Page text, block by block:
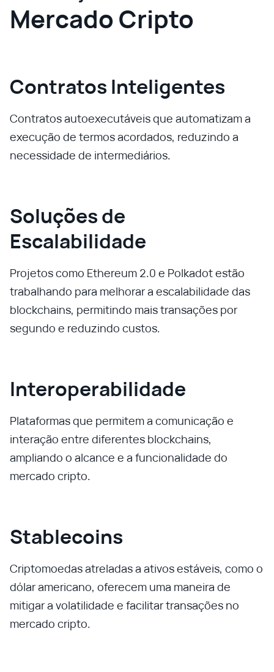
Mercado Cripto
Contratos Inteligentes
Contratos autoexecutáveis que automatizam a
execução de termos acordados, reduzindo a
necessidade de intermediários.
Soluções de
Escalabilidade
Projetos como Ethereum 2.0 e Polkadot estão
trabalhando para melhorar a escalabilidade das
blockchains, permitindo mais transações por
segundo e reduzindo custos.
Interoperabilidade
Plataformas que permitem a comunicação e
interação entre diferentes blockchains,
ampliando o alcance e a funcionalidade do
mercado cripto.
Stablecoins
Criptomoedas atreladas a ativos estáveis, como o
dólar americano, oferecem uma maneira de
mitigar a volatilidade e facilitar transações no
mercado cripto.